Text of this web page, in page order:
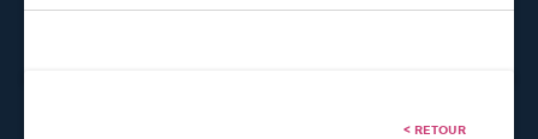
< RETOUR